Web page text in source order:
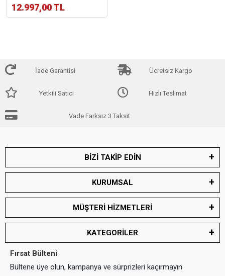
12.997,00 TL
İade Garantisi Ücretsiz Kargo
Yetkili Satıcı Hızlı Teslimat
Vade Farksız 3 Taksit
BİZİ TAKİP EDİN
KURUMSAL
MÜŞTERİ HİZMETLERİ
KATEGORİLER
Fırsat Bülteni
Bültene üye olun, kampanya ve sürprizleri kaçırmayın